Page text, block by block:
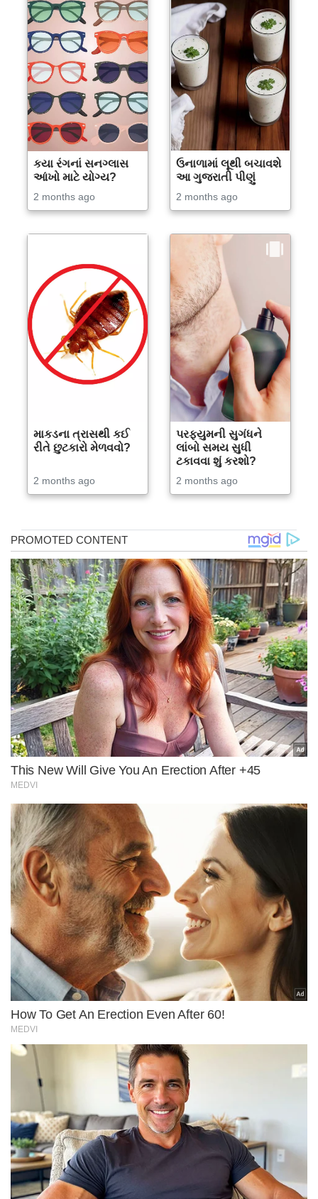
કયા રંગનાં સનગ્લાસ
આંખો માટે યોગ્ય?
2 months ago
ઉનાળામાં લૂથી બચાવશે
આ ગુજરાતી પીણું
2 months ago
માકડના ત્રાસથી કઈ
રીતે છુટકારો મેળવવો?
2 months ago
પરફ્યુમની સુગંધને
લાંબો સમય સુધી
ટકાવવા શું કરશો?
2 months ago